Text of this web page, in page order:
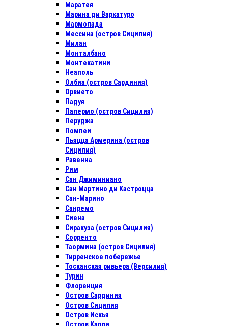
Маратея
Марина ди Варкатуро
Мармолада
Мессина (остров Сицилия)
Милан
Монталбано
Монтекатини
Неаполь
Олбиа (остров Сардиния)
Орвието
Падуя
Палермо (остров Сицилия)
Перуджа
Помпеи
Пьяцца Армерина (остров
Сицилия)
Равенна
Рим
Сан Джиминиано
Сан Мартино ди Кастроцца
Сан-Марино
Санремо
Сиена
Сиракуза (остров Сицилия)
Сорренто
Таормина (остров Сицилия)
Тирренское побережье
Тосканская ривьера (Версилия)
Турин
Флоренция
Остров Сардиния
Остров Сицилия
Остров Искья